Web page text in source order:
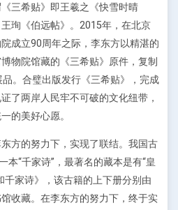
三希贴》即王羲之《快雪时晴
珣《伯远帖》。2015年，在北京
成立90周年之际，李东方以精湛的
物院馆藏的《三希贴》原件，复制
。合璧出版发行《三希贴》，完成
了两岸人民牢不可破的文化纽带，
的美好心愿。
方的努力下，实现了联结。我国古
本“千家诗”，最著名的藏本是有“皇
千家诗》，该古籍的上下册分别由
收藏。在李东方的努力下，终于实